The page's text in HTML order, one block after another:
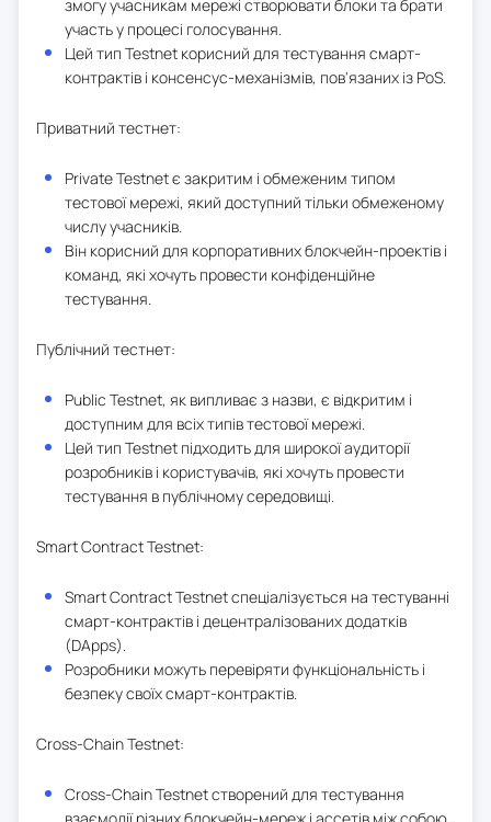
змогу учасникам мережі створювати блоки та брати
участь у процесі голосування.
Цей тип Testnet корисний для тестування смарт-
контрактів і консенсус-механізмів, пов'язаних із PoS.
Приватний тестнет:
Private Testnet є закритим і обмеженим типом
тестової мережі, який доступний тільки обмеженому
числу учасників.
Він корисний для корпоративних блокчейн-проектів і
команд, які хочуть провести конфіденційне
тестування.
Публічний тестнет:
Public Testnet, як випливає з назви, є відкритим і
доступним для всіх типів тестової мережі.
Цей тип Testnet підходить для широкої аудиторії
розробників і користувачів, які хочуть провести
тестування в публічному середовищі.
Smart Contract Testnet:
Smart Contract Testnet спеціалізується на тестуванні
смарт-контрактів і децентралізованих додатків
(DApps).
Розробники можуть перевіряти функціональність і
безпеку своїх смарт-контрактів.
Cross-Chain Testnet:
Cross-Chain Testnet створений для тестування
взаємодії різних блокчейн-мереж і ассетів між собою.